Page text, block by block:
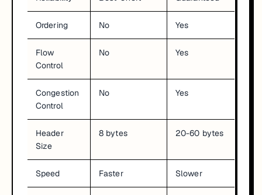
Ordering No Yes
Flow
Control
No Yes
Congestion
Control
No Yes
Header
Size
8 bytes 20-60 bytes
Speed Faster Slower